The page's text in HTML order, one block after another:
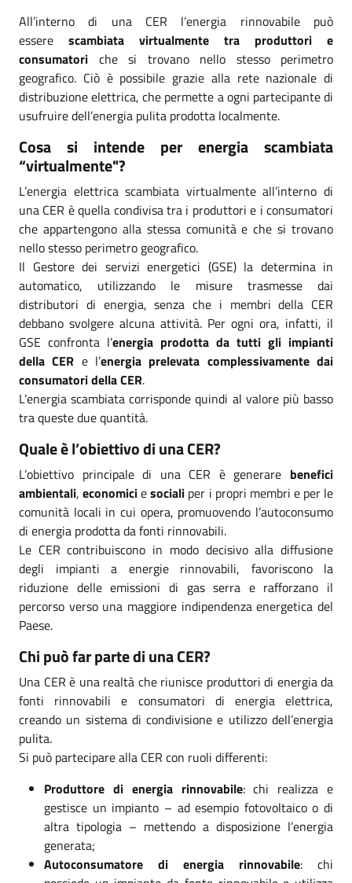
All’interno di una CER l’energia rinnovabile può
essere scambiata virtualmente tra produttori e
consumatori che si trovano nello stesso perimetro
geografico. Ciò è possibile grazie alla rete nazionale di
distribuzione elettrica, che permette a ogni partecipante di
usufruire dell’energia pulita prodotta localmente.
Cosa si intende per energia scambiata
“virtualmente"?
L’energia elettrica scambiata virtualmente all’interno di
una CER è quella condivisa tra i produttori e i consumatori
che appartengono alla stessa comunità e che si trovano
nello stesso perimetro geografico.
Il Gestore dei servizi energetici (GSE) la determina in
automatico, utilizzando le misure trasmesse dai
distributori di energia, senza che i membri della CER
debbano svolgere alcuna attività. Per ogni ora, infatti, il
GSE confronta l’energia prodotta da tutti gli impianti
della CER e l’energia prelevata complessivamente dai
consumatori della CER.
L’energia scambiata corrisponde quindi al valore più basso
tra queste due quantità.
Quale è l’obiettivo di una CER?
L’obiettivo principale di una CER è generare benefici
ambientali,economiciesociali per i propri membri e per le
comunità locali in cui opera, promuovendo l’autoconsumo
di energia prodotta da fonti rinnovabili.
Le CER contribuiscono in modo decisivo alla diffusione
degli impianti a energie rinnovabili, favoriscono la
riduzione delle emissioni di gas serra e rafforzano il
percorso verso una maggiore indipendenza energetica del
Paese.
Chi può far parte di una CER?
Una CER è una realtà che riunisce produttori di energia da
fonti rinnovabili e consumatori di energia elettrica,
creando un sistema di condivisione e utilizzo dell’energia
pulita.
Si può partecipare alla CER con ruoli differenti:
Produttore di energia rinnovabile: chi realizza e
gestisce un impianto – ad esempio fotovoltaico o di
altra tipologia – mettendo a disposizione l’energia
generata;
Autoconsumatore di energia rinnovabile: chi